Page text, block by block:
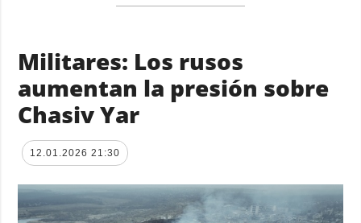
Militares: Los rusos
aumentan la presión sobre
Chasiv Yar
12.01.2026 21:30